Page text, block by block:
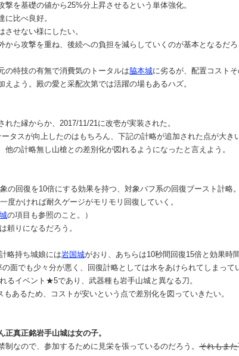
を基礎の値から25%分上昇させるという単体強化。
比べ良好。
せない様にしたい。
から攻撃を重ね、後続への負担を減らしていくのが基本となるだ
の特技の有無で消費気のトータルは脇本城に劣るが、配置コスト
よう。殿の愛と采配次第では活躍の場もあるハズ。
れた縁からか、2017/11/21に改壱が実装された。
タスが向上したのはもちろん、下記の計略が追加された点が大き
の計略無し山槍との差別化が図れるようになったと言えよう。
の回復を10倍にする効果を持つ、対象バフ系の回復ブースト計略
度かければ耐久ゲージがモリモリ回復していく。
の項目も参照のこと。）
頼りになるだろう。
略持ち城娘には岩国城がおり、あちらは10秒間回復15倍と効果時
面でも少々分が悪く、回復計略としては水をあけられてしまって
るイベント★5であり、武器種も岩手山城と異なる刀。
あるため、コストが安いという点で差別化を図っていきたい。
正真正銘岩手山城は女の子。
なので、参加するために見栄を張っているのだろう。 それもま